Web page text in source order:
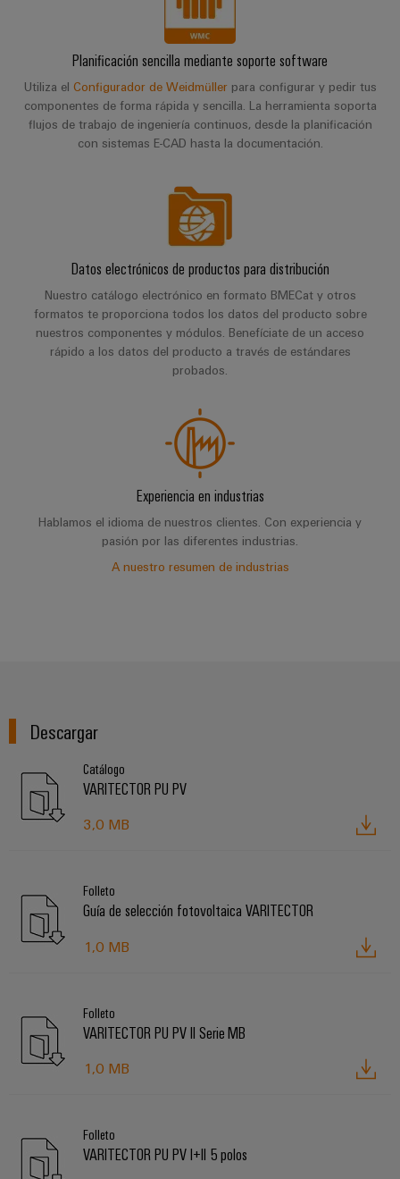
Planificación sencilla mediante soporte software
Utiliza el Configurador de Weidmüllerpara configurar y pedir tus
componentes de forma rápida y sencilla. La herramienta soporta
flujos de trabajo de ingeniería continuos, desde la planificación
con sistemas E-CAD hasta la documentación.
Datos electrónicos de productos para distribución
Nuestro catálogo electrónico en formato BMECat y otros
formatos te proporciona todos los datos del producto sobre
nuestros componentes y módulos. Benefíciate de un acceso
rápido a los datos del producto a través de estándares
probados.
Experiencia en industrias
Hablamos el idioma de nuestros clientes. Con experiencia y
pasión por las diferentes industrias.
A nuestro resumen de industrias
Descargar
Catálogo
VARITECTOR PU PV
3,0 MB
Folleto
Guía de selección fotovoltaica VARITECTOR
1,0 MB
Folleto
VARITECTOR PU PV II Serie MB
1,0 MB
Folleto
VARITECTOR PU PV I+II 5 polos